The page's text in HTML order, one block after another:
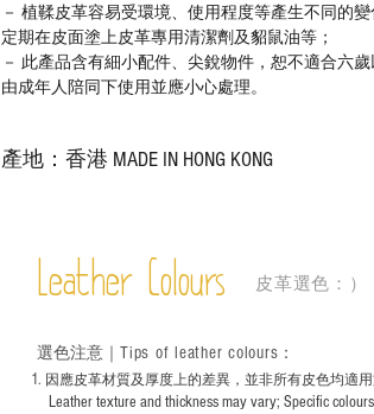
－ 植鞣皮革容易受環境、使用程度等產生不同的
定期在皮面塗上皮革專用清潔劑及貂鼠油等；
－ 此產品含有細小配件、尖銳物件，恕不適合六
由成年人陪同下使用並應小心處理。
產地：香港 MADE IN HONG KONG
Leather Colours 皮革選色：）
1. ​ 因應皮革材質及厚度上的差異，並非所有皮色均適
Leather texture and thickness may vary; Specific
選色注意｜ Tips of leather colours ：